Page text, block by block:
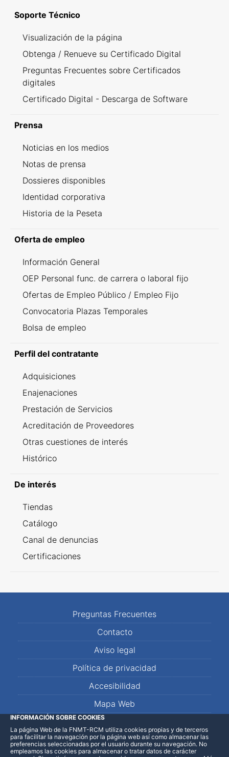
Soporte Técnico
Visualización de la página
Obtenga / Renueve su Certificado Digital
Preguntas Frecuentes sobre Certificados
digitales
Certificado Digital - Descarga de Software
Prensa
Noticias en los medios
Notas de prensa
Dossieres disponibles
Identidad corporativa
Historia de la Peseta
Oferta de empleo
Información General
OEP Personal func. de carrera o laboral fijo
Ofertas de Empleo Público / Empleo Fijo
Convocatoria Plazas Temporales
Bolsa de empleo
Perfil del contratante
Adquisiciones
Enajenaciones
Prestación de Servicios
Acreditación de Proveedores
Otras cuestiones de interés
Histórico
De interés
Tiendas
Catálogo
Canal de denuncias
Certificaciones
Preguntas Frecuentes
Contacto
Aviso legal
Política de privacidad
Accesibilidad
Mapa Web
LinkedInFacebookWhatsApp
INFORMACIÓN SOBRE COOKIES
La página Web de la FNMT-RCM utiliza cookies propias y de terceros
para facilitar la navegación por la página web así como almacenar las
preferencias seleccionadas por el usuario durante su navegación. No
empleamos las cookies para almacenar o tratar datos de carácter